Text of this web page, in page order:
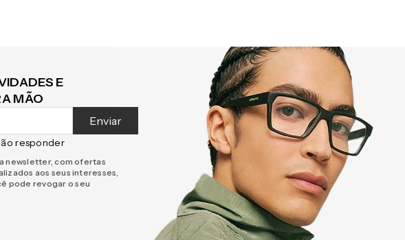
E
MÃO
Enviar
responder
newsletter, com ofertas
aos seus interesses,
pode revogar o seu